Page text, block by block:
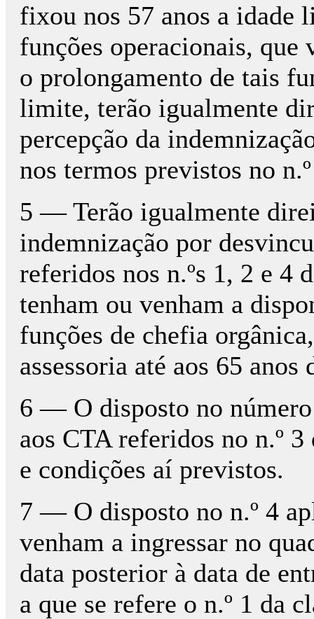
fixou nos 57 anos a idade
funções operacionais,
o prolongamento de tais
limite, terão igualmente
percepção da
nos termos previstos no
5 — Terão igualmente
indemnização por
referidos nos n.ºs 1, 2 e 4
tenham ou venham a
funções de chefia
assessoria até aos 65 anos
6 — O disposto no
aos CTA referidos no n.º
e condições aí previstos.
7 — O disposto no n.º 4
venham a ingressar no
data posterior à data de
a que se refere o n.º 1 da